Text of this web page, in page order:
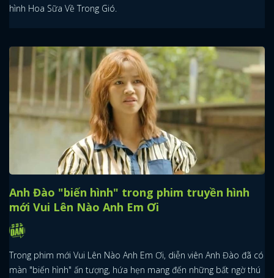
hình Hoa Sữa Về Trong Gió.
Anh Đào "biến hình" trong phim truyền hình
mới Vui Lên Nào Anh Em Ơi
Trong phim mới Vui Lên Nào Anh Em Ơi, diễn viên Anh Đào đã có
màn "biến hình" ấn tượng, hứa hẹn mang đến những bất ngờ thú